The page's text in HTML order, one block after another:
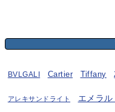
BVLGALI Cartier Tiffany
アレキサンドライト エメラル